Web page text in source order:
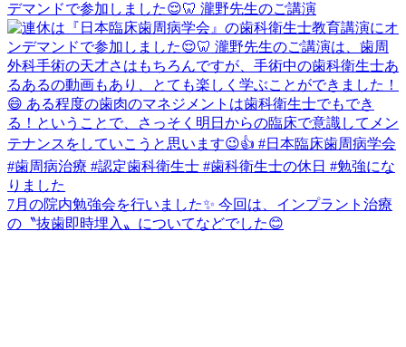
デマンドで参加しました😌🦷 瀧野先生のご講演
7月の院内勉強会を行いました✨ 今回は、インプラント治療
の〝抜歯即時埋入〟についてなどでした😊